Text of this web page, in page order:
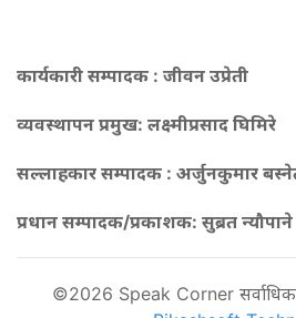
कार्यकारी सम्पादक : जीवन उप्रेती
व्यवस्थापन प्रमुख: लक्ष्मीप्रसाद घिमिरे
सल्लाहकार सम्पादक : अर्जुनकुमार
प्रधान सम्पादक/प्रकाशक: सुब्रत न्यौपाने
©2026 Speak Corner